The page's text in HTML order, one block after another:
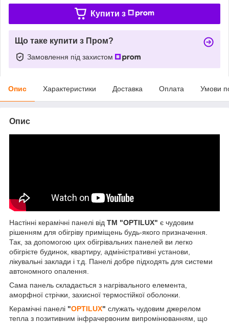
Купити з
Що таке купити з Пром?
Замовлення під захистом
Опис Характеристики Доставка Оплата Умови
Опис
Настінні керамічні панелі від ТМ "OPTILUX" є чудовим
рішенням для обігріву приміщень будь-якого призначення.
Так, за допомогою цих обігрівальних панелей ви легко
обігрієте будинок, квартиру, адміністративні установи,
лікувальні заклади і т.д. Панелі добре підходять для системи
автономного опалення.
Сама панель складається з нагрівального елемента,
аморфної стрічки, захисної термостійкої оболонки.
Керамічні панелі "OPTILUX" служать чудовим джерелом
тепла з позитивним інфрачервоним випромінюванням, що